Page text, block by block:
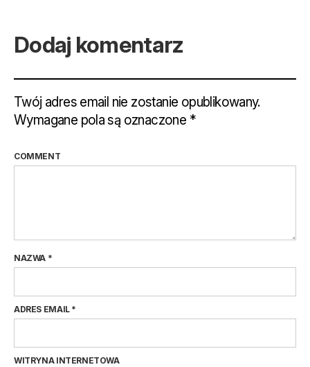
Dodaj komentarz
Twój adres email nie zostanie opublikowany.
Wymagane pola są oznaczone *
COMMENT
NAZWA *
ADRES EMAIL *
WITRYNA INTERNETOWA